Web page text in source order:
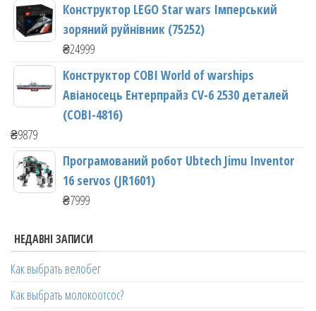
Конструктор LEGO Star wars Імперський
зоряний руйнівник (75252)
₴24999
Конструктор COBI World of warships
Авіаносець Ентерпрайз CV-6 2530 деталей
(COBI-4816)
₴9879
Програмований робот Ubtech Jimu Inventor
16 servos (JR1601)
₴7999
НЕДАВНІ ЗАПИСИ
Как выбрать велобег
Как выбрать молокоотсос?